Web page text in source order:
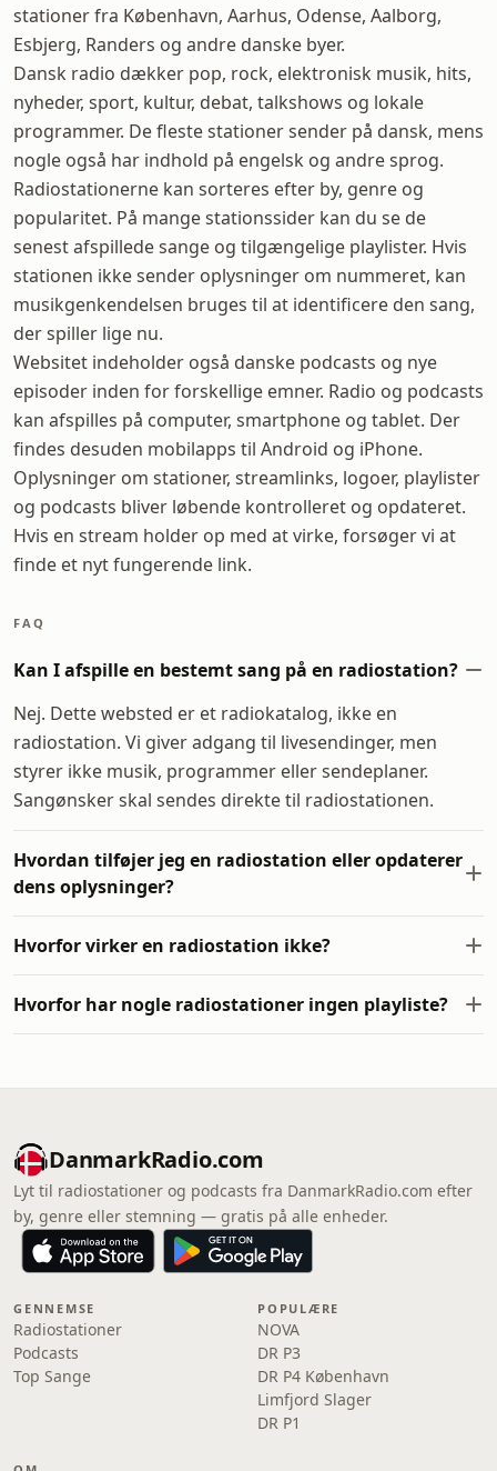
stationer fra København, Aarhus, Odense, Aalborg,
Esbjerg, Randers og andre danske byer.
Dansk radio dækker pop, rock, elektronisk musik, hits,
nyheder, sport, kultur, debat, talkshows og lokale
programmer. De fleste stationer sender på dansk, mens
nogle også har indhold på engelsk og andre sprog.
Radiostationerne kan sorteres efter by, genre og
popularitet. På mange stationssider kan du se de
senest afspillede sange og tilgængelige playlister. Hvis
stationen ikke sender oplysninger om nummeret, kan
musikgenkendelsen bruges til at identificere den sang,
der spiller lige nu.
Websitet indeholder også danske podcasts og nye
episoder inden for forskellige emner. Radio og podcasts
kan afspilles på computer, smartphone og tablet. Der
findes desuden mobilapps til Android og iPhone.
Oplysninger om stationer, streamlinks, logoer, playlister
og podcasts bliver løbende kontrolleret og opdateret.
Hvis en stream holder op med at virke, forsøger vi at
finde et nyt fungerende link.
FAQ
Kan I afspille en bestemt sang på en radiostation?
Nej. Dette websted er et radiokatalog, ikke en
radiostation. Vi giver adgang til livesendinger, men
styrer ikke musik, programmer eller sendeplaner.
Sangønsker skal sendes direkte til radiostationen.
Hvordan tilføjer jeg en radiostation eller opdaterer
dens oplysninger?
Hvorfor virker en radiostation ikke?
Hvorfor har nogle radiostationer ingen playliste?
DanmarkRadio.com
Lyt til radiostationer og podcasts fra DanmarkRadio.com efter
by, genre eller stemning — gratis på alle enheder.
GENNEMSE
Radiostationer
Podcasts
Top Sange
POPULÆRE
NOVA
DR P3
DR P4 København
Limfjord Slager
DR P1